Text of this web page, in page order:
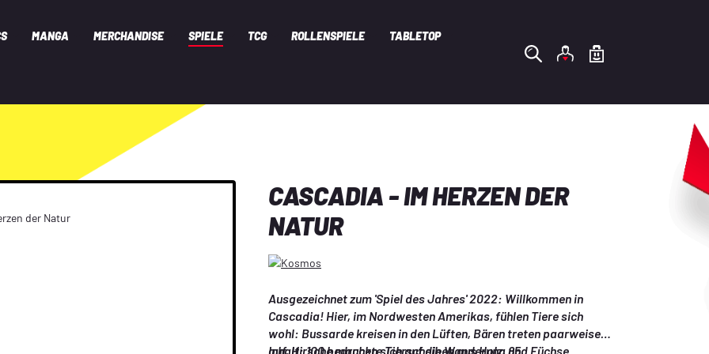
MANGA MERCHANDISE SPIELE TCG ROLLENSPIELE TABLETOP
CASCADIA - IM HERZEN DER
NATUR
Ausgezeichnet zum 'Spiel des Jahres' 2022: Willkommen in
Cascadia! Hier, im Nordwesten Amerikas, fühlen Tiere sich
wohl: Bussarde kreisen in den Lüften, Bären treten paarweise
auf, Hirsche machen sich auf die Wanderung und Füchse
Inhalt: 100 bedruckte Tierscheiben aus Holz, 85